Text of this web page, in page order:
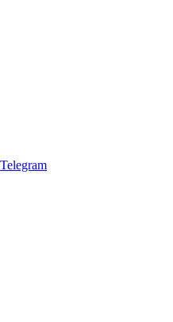
Telegram